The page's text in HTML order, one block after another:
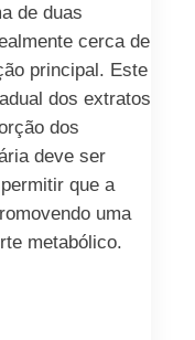
de duas
cerca de
principal. Este
dos extratos
dos
deve ser
que a
uma
metabólico.